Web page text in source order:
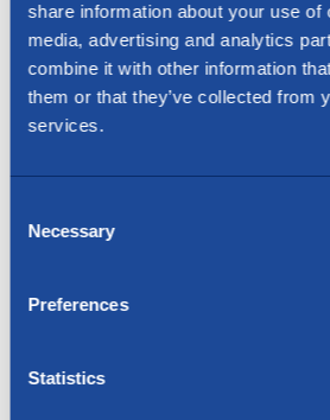
share information about your use of
media, advertising and analytics
combine it with other information
them or that they’ve collected from
services.
Selection
Necessary
Preferences
Statistics